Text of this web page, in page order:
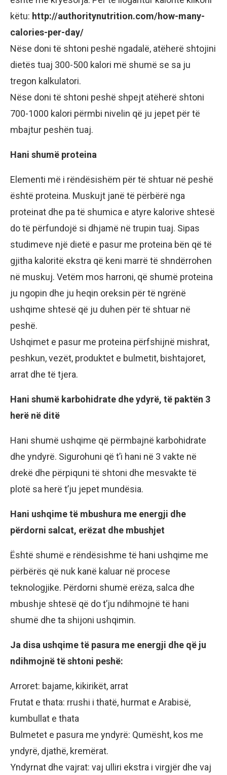
këtu: http://authoritynutrition.com/how-many-
calories-per-day/
Nëse doni të shtoni peshë ngadalë, atëherë shtojini
dietës tuaj 300-500 kalori më shumë se sa ju
tregon kalkulatori.
Nëse doni të shtoni peshë shpejt atëherë shtoni
700-1000 kalori përmbi nivelin që ju jepet për të
mbajtur peshën tuaj.
Hani shumë proteina
Elementi më i rëndësishëm për të shtuar në peshë
është proteina. Muskujt janë të përbërë nga
proteinat dhe pa të shumica e atyre kalorive shtesë
do të përfundojë si dhjamë në trupin tuaj. Sipas
studimeve një dietë e pasur me proteina bën që të
gjitha kaloritë ekstra që keni marrë të shndërrohen
në muskuj. Vetëm mos harroni, që shumë proteina
ju ngopin dhe ju heqin oreksin për të ngrënë
ushqime shtesë që ju duhen për të shtuar në
peshë.
Ushqimet e pasur me proteina përfshijnë mishrat,
peshkun, vezët, produktet e bulmetit, bishtajoret,
arrat dhe të tjera.
Hani shumë karbohidrate dhe ydyrë, të paktën 3
herë në ditë
Hani shumë ushqime që përmbajnë karbohidrate
dhe yndyrë. Sigurohuni që t’i hani në 3 vakte në
drekë dhe përpiquni të shtoni dhe mesvakte të
plotë sa herë t’ju jepet mundësia.
Hani ushqime të mbushura me energji dhe
përdorni salcat, erëzat dhe mbushjet
Është shumë e rëndësishme të hani ushqime me
përbërës që nuk kanë kaluar në procese
teknologjike. Përdorni shumë erëza, salca dhe
mbushje shtesë që do t’ju ndihmojnë të hani
shumë dhe ta shijoni ushqimin.
Ja disa ushqime të pasura me energji dhe që ju
ndihmojnë të shtoni peshë:
Arroret: bajame, kikirikët, arrat
Frutat e thata: rrushi i thatë, hurmat e Arabisë,
kumbullat e thata
Bulmetet e pasura me yndyrë: Qumësht, kos me
yndyrë, djathë, kremërat.
Yndyrnat dhe vajrat: vaj ulliri ekstra i virgjër dhe vaj